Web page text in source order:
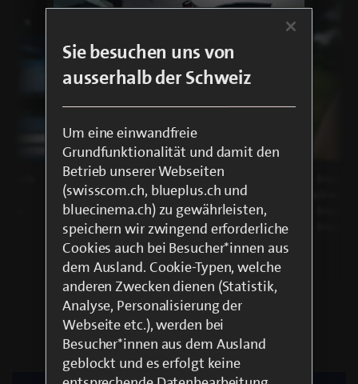
- blue News: drittstärkste News - Plattform der
Schweiz
- Viersprachig mit Fokus auf News, Sport und
Entertainment
Testimonials
Sie besuchen uns von
ausserhalb der Schweiz
Um eine einwandfreie
Grundfunktionalität und damit den
Betrieb unserer Webseiten
(swisscom.ch, blueplus.ch und
bluecinema.ch) zu gewährleisten,
speichern wir zwingend erforderliche
Cookies auch bei Besucher*innen aus
dem Ausland. Cookie-Typen, welche
anderen Zwecken dienen (Statistik,
Analyse, Personalisierung der
Webseite etc.), werden bei
Besucher*innen aus dem Ausland
geblockt und es erfolgt keine